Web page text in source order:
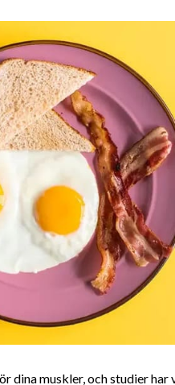
dina muskler, och studier har